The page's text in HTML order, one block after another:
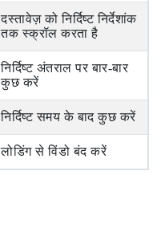
दस्तावेज़ को निर्दिष्ट निर्देशांक
तक स्क्रॉल करता है
निर्दिष्ट अंतराल पर बार-बार
कुछ करें
निर्दिष्ट समय के बाद कुछ करें
लोडिंग से विंडो बंद करें